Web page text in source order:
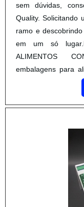
sem dúvidas,
Quality. Solicitando
ramo e
em um só
ALIMENTOS
embalagens para
comprometida com
Atuando com
visando sempre a
lucratividade, deve
ótima qualidade e
são deixados de
na fidelização do
deve sempre ser